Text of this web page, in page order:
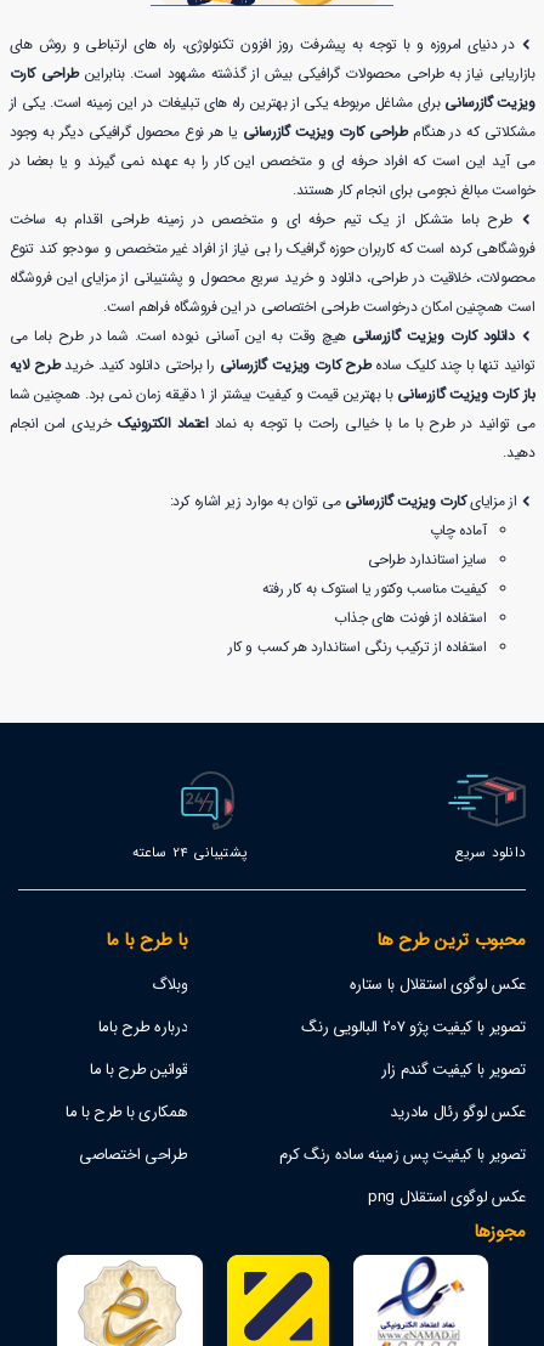
در دنیای امروزه و با توجه به پیشرفت روز افزون تکنولوژی، راه های ارتباطی و روش های
بازاریابی نیاز به طراحی محصولات گرافیکی بیش از گذشته مشهود است. بنابراینطراحی کارت
ویزیت گازرسانی برای مشاغل مربوطه یکی از بهترین راه های تبلیغات در این زمینه است. یکی از
مشکلاتی که در هنگامطراحی کارت ویزیت گازرسانی یا هر نوع محصول گرافیکی دیگر به وجود
می آید این است که افراد حرفه ای و متخصص این کار را به عهده نمی گیرند و یا بعضا در
خواست مبالغ نجومی برای انجام کار هستند.
طرح باما متشکل از یک تیم حرفه ای و متخصص در زمینه طراحی اقدام به ساخت
فروشگاهی کرده است که کاربران حوزه گرافیک را بی نیاز از افراد غیر متخصص و سودجو کند تنوع
محصولات، خلاقیت در طراحی، دانلود و خرید سریع محصول و پشتیبانی از مزایای این فروشگاه
است همچنین امکان درخواست طراحی اختصاصی در این فروشگاه فراهم است.
دانلود کارت ویزیت گازرسانیهیچ وقت به این آسانی نبوده است. شما در طرح باما می
توانید تنها با چند کلیک سادهطرح کارت ویزیت گازرسانی را براحتی دانلود کنید. خریدطرح لایه
باز کارت ویزیت گازرسانی
با بهترین قیمت و کیفیت بیشتر از 1 دقیقه زمان نمی برد. همچنین شما
می توانید در طرح با ما با خیالی راحت با توجه به نماداعتماد الکترونیک خریدی امن انجام
دهید.
از مزایایکارت ویزیت گازرسانی می توان به موارد زیر اشاره کرد:
آماده چاپ
سایز استاندارد طراحی
کیفیت مناسب وکتور یا استوک به کار رفته
استفاده از فونت های جذاب
استفاده از ترکیب رنگی استاندارد هر کسب و کار
دانلود سریع پشتیبانی 24 ساعته
محبوب ترین طرح ها
عکس لوگوی استقلال با ستاره
تصویر با کیفیت پژو 207 البالویی رنگ
تصویر با کیفیت گندم زار
عکس لوگو رئال مادرید
تصویر با کیفیت پس زمینه ساده رنگ کرم
عکس لوگوی استقلال png
با طرح با ما
وبلاگ
درباره طرح باما
قوانین طرح با ما
همکاری با طرح با ما
طراحی اختصاصی
مجوزها